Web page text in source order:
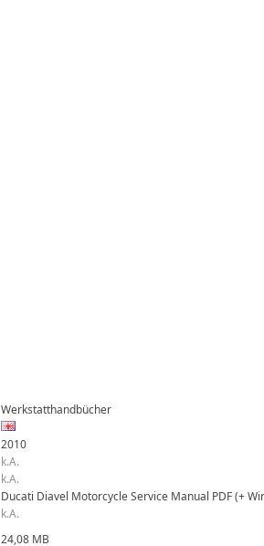
Werkstatthandbücher
2010
k.A.
k.A.
Ducati Diavel Motorcycle Service Manual PDF (+
k.A.
24,08 MB